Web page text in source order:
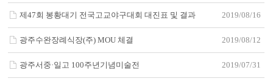
제47회 봉황대기 전국고교야구대회 대진표 및 결과 2019/08/16
광주수완장례식장(주) MOU 체결 2019/08/12
광주서중·일고 100주년기념미술전 2019/07/31